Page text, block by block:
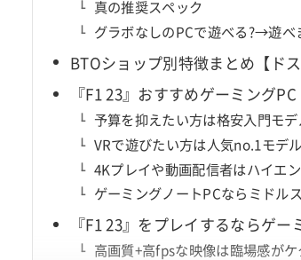
真の推奨スペック
グラボなしのPCで遊べる?→遊べ
BTOショップ別特徴まとめ【ド
『F1 23』おすすめゲーミングPC
予算を抑えたい方は格安入門モデ
VRで遊びたい方は人気no.1モデ
4Kプレイや動画配信者はハイエ
ゲーミングノートPCならミドル
『F1 23』をプレイするならゲ
高画質+高fpsな映像は臨場感がケ